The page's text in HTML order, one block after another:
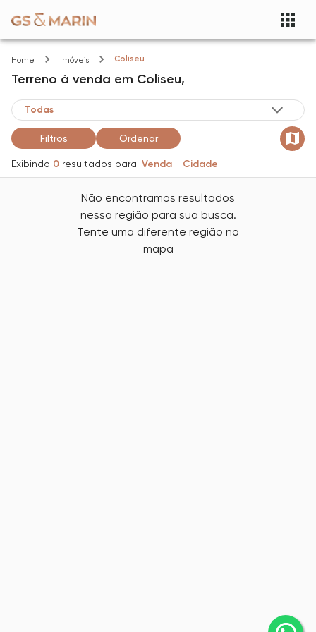
Home Imóveis Coliseu
Terreno à venda em Coliseu,
Filtros Ordenar
Exibindo 0 resultados para: Venda - Cidade
Não encontramos resultados
nessa região para sua busca.
Tente uma diferente região no
mapa